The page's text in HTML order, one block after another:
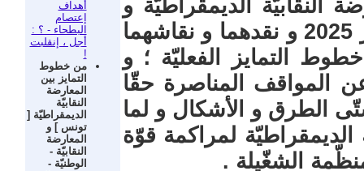
أهداف
إعتصام
البطحاء - ؟ :
أجل ، إنقلبت
!
من خطوط
التمايز بين
المعارضة
النقابيّة
الديمقراطيّة [
تونس ] و
المعارضة
النقابيّة -
الوطنيّة -
النقابيّة الديمقراطيّة و
على البيان الختامي لندوة 27 ديسمبر 2025 و نقدهما و نقاشهما
التمايز الفعليّة ؛ و
المواقف المناصرة حقّا
الطرق و الأشكال و لما
الديمقراطيّة لمراكمة قوّة
الشغّيلة .